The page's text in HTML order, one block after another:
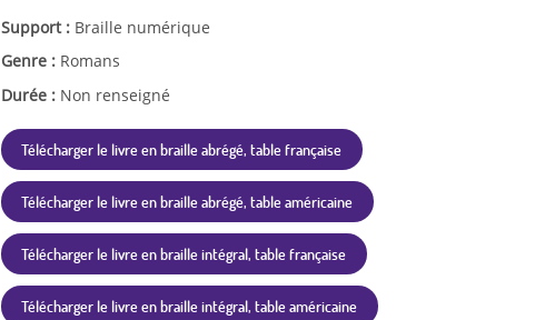
Support : Braille numérique
Genre : Romans
Durée : Non renseigné
Télécharger le livre en braille abrégé, table française
Télécharger le livre en braille abrégé, table américaine
Télécharger le livre en braille intégral, table française
Télécharger le livre en braille intégral, table américaine